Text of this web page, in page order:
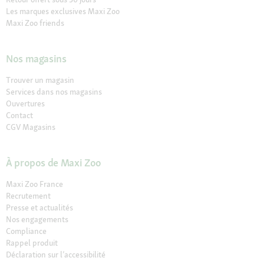
Les marques exclusives Maxi Zoo
Maxi Zoo friends
Nos magasins
Trouver un magasin
Services dans nos magasins
Ouvertures
Contact
CGV Magasins
À propos de Maxi Zoo
Maxi Zoo France
Recrutement
Presse et actualités
Nos engagements
Compliance
Rappel produit
Déclaration sur l’accessibilité